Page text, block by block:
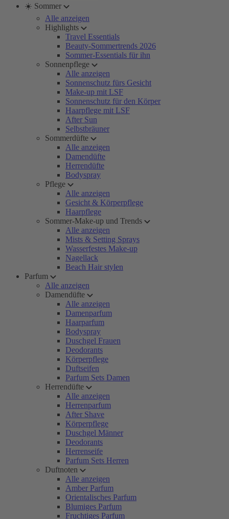
☀️ Sommer
Alle anzeigen
Highlights
Travel Essentials
Beauty-Sommertrends 2026
Sommer-Essentials für ihn
Sonnenpflege
Alle anzeigen
Sonnenschutz fürs Gesicht
Make-up mit LSF
Sonnenschutz für den Körper
Haarpflege mit LSF
After Sun
Selbstbräuner
Sommerdüfte
Alle anzeigen
Damendüfte
Herrendüfte
Bodyspray
Pflege
Alle anzeigen
Gesicht & Körperpflege
Haarpflege
Sommer-Make-up und Trends
Alle anzeigen
Mists & Setting Sprays
Wasserfestes Make-up
Nagellack
Beach Hair stylen
Parfum
Alle anzeigen
Damendüfte
Alle anzeigen
Damenparfum
Haarparfum
Bodyspray
Duschgel Frauen
Deodorants
Körperpflege
Duftseifen
Parfum Sets Damen
Herrendüfte
Alle anzeigen
Herrenparfum
After Shave
Körperpflege
Duschgel Männer
Deodorants
Herrenseife
Parfum Sets Herren
Duftnoten
Alle anzeigen
Amber Parfum
Orientalisches Parfum
Blumiges Parfum
Fruchtiges Parfum